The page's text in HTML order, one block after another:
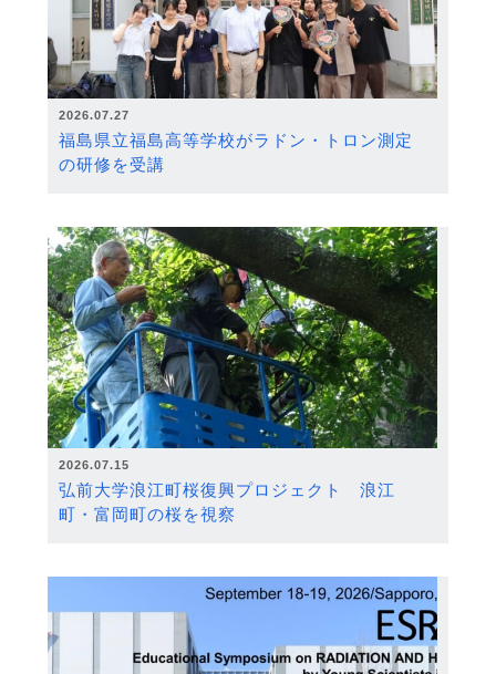
2026.07.27
福島県立福島高等学校がラドン・トロン測定
の研修を受講
2026.07.15
弘前大学浪江町桜復興プロジェクト 浪江
町・富岡町の桜を視察